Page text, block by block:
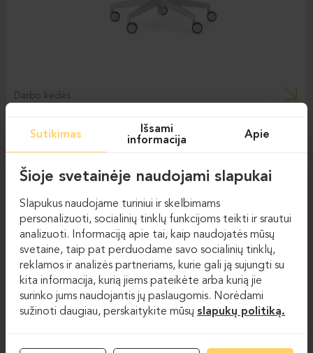
Darbo kėdės
DAUPHIN-INDEED
Darbo kėdės
DAUPHIN-SHAPE MESH
Darbo kėdės
DAUPHIN-STILO
Sutikimas
Išsami
informacija
Apie
Šioje svetainėje naudojami slapukai
Slapukus naudojame turiniui ir skelbimams
personalizuoti, socialinių tinklų funkcijoms teikti ir srautui
analizuoti. Informaciją apie tai, kaip naudojatės mūsų
svetaine, taip pat perduodame savo socialinių tinklų,
reklamos ir analizės partneriams, kurie gali ją sujungti su
kita informacija, kurią jiems pateikėte arba kurią jie
surinko jums naudojantis jų paslaugomis. Norėdami
sužinoti daugiau, perskaitykite mūsų slapukų politiką.